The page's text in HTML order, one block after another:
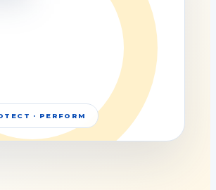
· PERFORM